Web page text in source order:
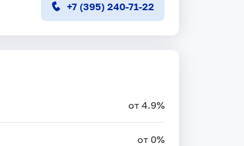
+7 (395) 240-71-22
от 4.9%
от 0%